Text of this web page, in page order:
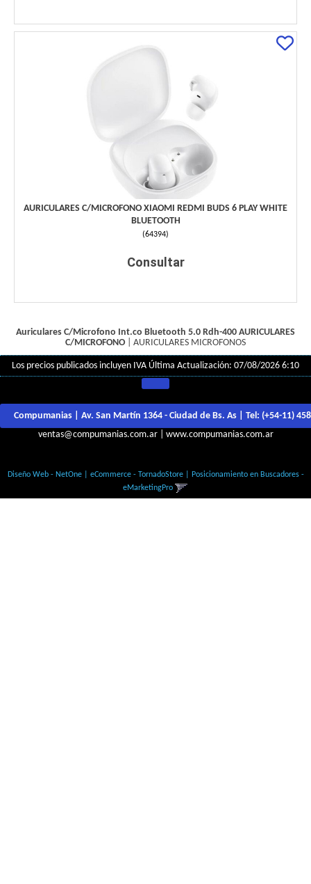
AURICULARES C/MICROFONO XIAOMI REDMI BUDS 6 PLAY WHITE
BLUETOOTH
(64394)
Consultar
Auriculares C/Microfono Int.co Bluetooth 5.0 Rdh-400 AURICULARES
C/MICROFONO
AURICULARES MICROFONOS
Los precios publicados incluyen IVA Última Actualización: 07/08/2026 6:10
Compumanias | Av. San Martín 1364 - Ciudad de Bs. As | Tel: (+54-11)
ventas@compumanias.com.ar| www.compumanias.com.ar
Diseño Web - NetOne| eCommerce - TornadoStore| Posicionamiento en Buscadores -
eMarketingPro